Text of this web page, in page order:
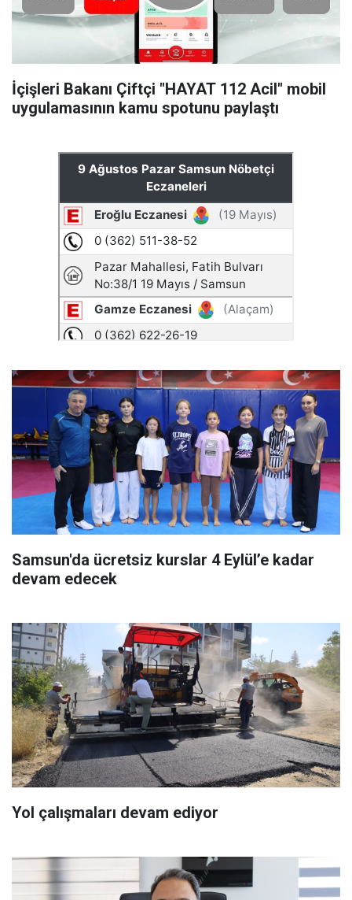
İçişleri Bakanı Çiftçi "HAYAT 112 Acil" mobil
uygulamasının kamu spotunu paylaştı
Samsun'da ücretsiz kurslar 4 Eylül’e kadar
devam edecek
Yol çalışmaları devam ediyor